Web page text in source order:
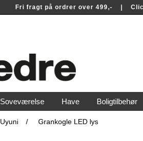
Fri fragt på ordrer over 499,- |
Soveværelse Have Boligtilbehør
Uyuni / Grankogle LED lys